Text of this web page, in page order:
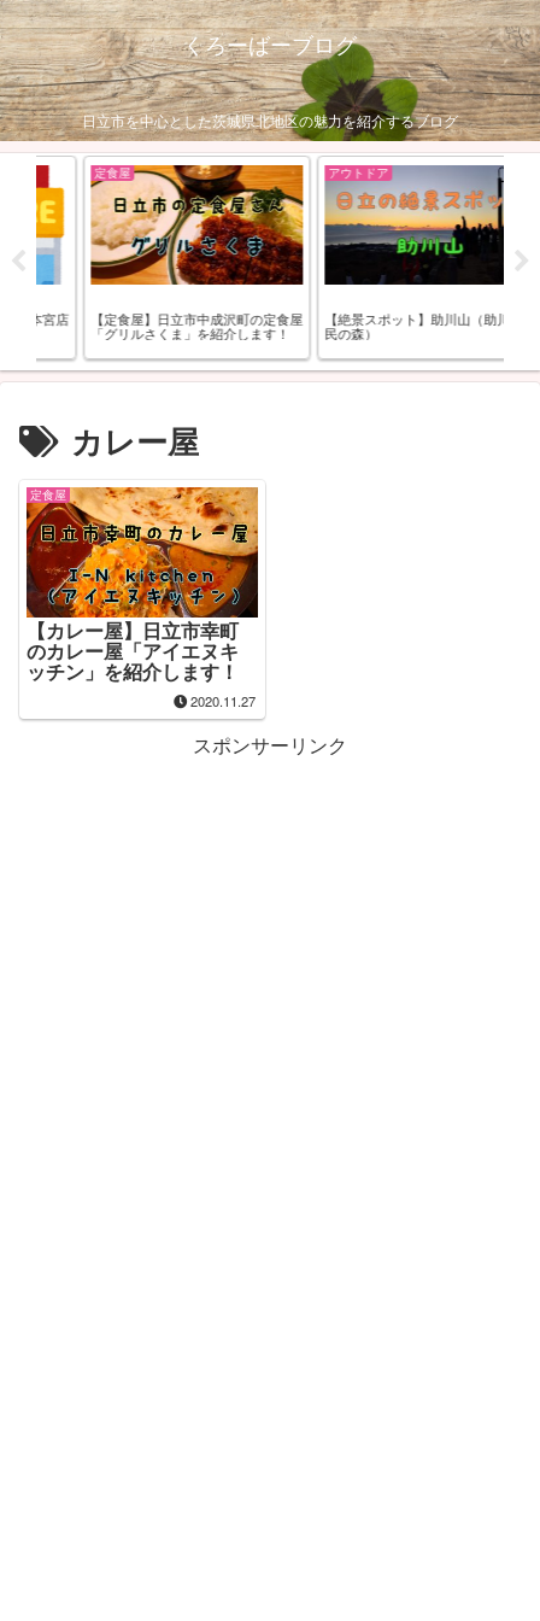
くろーばーブログ
日立市を中心とした茨城県北地区の魅力を紹介するブログ
【定食屋】日立市中成沢町の定食屋
「グリルさくま」を紹介します！
アウトドア
【絶景スポット】助川山（助川山市
民の森）
カレー屋
定食屋
【カレー屋】日立市幸町
のカレー屋「アイエヌキ
ッチン」を紹介します！
2020.11.27
スポンサーリンク